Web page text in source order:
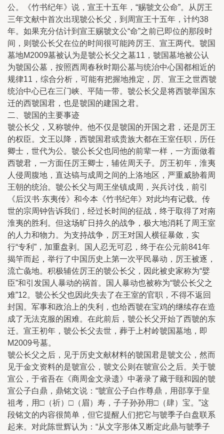
公。《竹书纪年》说，宣王十五年，“赐虢文公命”。从厉王
三年文献中首次出现虢公长父，到周宣王十五年，计约38
年。如果充分估计到宣王赐虢文公“命”之前已即位的那段时
间，则虢公长父在位的时间很可能跨厉王、宣王两代。虢国
墓地M2009墓被认为是虢公长父之墓11，虢国墓地被公认
为虢国公墓，按照西周春秋时期公墓与统治中心国都相近的
规律11，综合分析，可能有把握地推定，厉、宣王之世西虢
统治中心已在三门峡、平陆一带。虢公长父是将西虢举国东
迁的西虢国君，也是虢国的建国之君。
二、虢国的主要事迹
虢公长父，又称虢仲。他不仅是虢国的开国之君，还是厉王
的权臣。文王以降，西虢国君或贵族大都在王室任职，历任
卿士，世代为公。虢公长父也同他的前辈一样，一方面做着
西虢君，一方面任厉王卿士，辅佐周天子。厉王初年，淮夷
人侵周腹地，直达镐与成周之间的上洛地区，严重威胁着周
王朝的统治。虢公长父与周王坐镇成周，兴兵讨伐，前引
《后汉书·东夷传》和今本《竹书纪年》对此均有记载。传
世的宗周钟告诉我们，经过长时间的征战，终于取得了对南
淮夷的胜利。但这场旷日持久的战争，极大地消耗了周王室
的人力和物力。为支持战争，厉王对国人横征暴敛，实
行“专利”，加重盘剥。国人忍无可忍，终于在公元前841年
揭竿而起，举行了中国历史上第一次平民暴动，厉王被逐，
流亡彘地。积极辅佐厉王的虢公长父，因此被史家称为“嬖
臣”和引发国人暴动的祸首。国人暴动也被称为“虢公长父之
难”12。虢公长父也因此失去了在王室的官职，不得不返回
封国。军事和政治上的失利，也给西虢在宝鸡的继续存在造
成了无法克服的困难。在此前后，虢公长父开始了西虢的东
迁。宣王初年，虢公长父去世，葬于上村岭虢国墓地，即
M2009号墓。
虢公长父之后，见于历史文献材料的虢国君是虢文公，然而
见于金文资料的是虢宣公，虢文公则在虢宣公之后。关于虢
宣公，于省吾在《商周金文录遗》中著录了藏于颐和园的虢
宣公子白鼎，鼎铭文说：“虢宣公子白作尊鼎，用邵享于皇
祖考，用□（祈）□（眉）寿，子子孙孙用□（肆）宝。”这
段铭文的内容很简单，但它提醒人们把它与虢季子白盘联系
起来。对此陈世辉认为：“从文字形体又断定此鼎与虢季子